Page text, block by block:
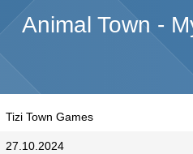
Animal Town -
Tizi Town Games
27.10.2024